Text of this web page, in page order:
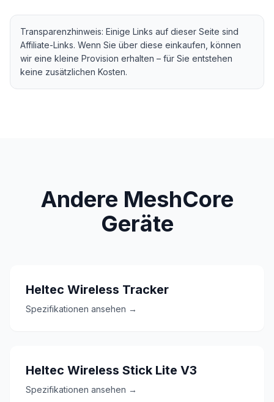
Transparenzhinweis: Einige Links auf dieser Seite sind
Affiliate-Links. Wenn Sie über diese einkaufen, können
wir eine kleine Provision erhalten – für Sie entstehen
keine zusätzlichen Kosten.
Andere MeshCore
Geräte
Heltec Wireless Tracker
Spezifikationen ansehen →
Heltec Wireless Stick Lite V3
Spezifikationen ansehen →